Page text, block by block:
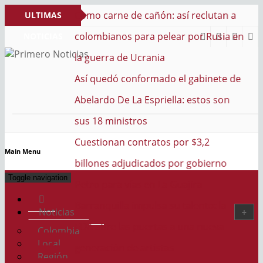
ULTIMAS
así reclutan a
por Rusia en
el gabinete de
Guajira
su talento: la
a una nueva
PRIMERO NOTICIAS
El mejor portal web de noticias de Barranquilla
Main Menu
Toggle navigation
Noticias
Colombia
Local
Región